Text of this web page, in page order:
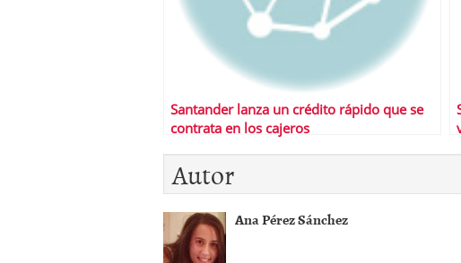
Santander lanza un crédito rápido que se
contrata en los cajeros
Autor
Ana Pérez Sánchez